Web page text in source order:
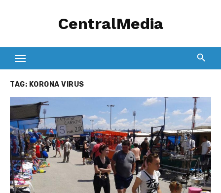
CentralMedia
TAG: KORONA VIRUS